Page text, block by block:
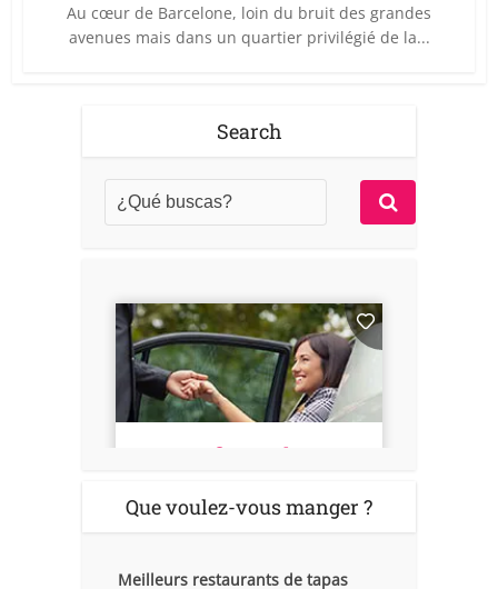
Au cœur de Barcelone, loin du bruit des grandes
avenues mais dans un quartier privilégié de la...
Search
Que voulez-vous manger ?
Meilleurs restaurants de tapas